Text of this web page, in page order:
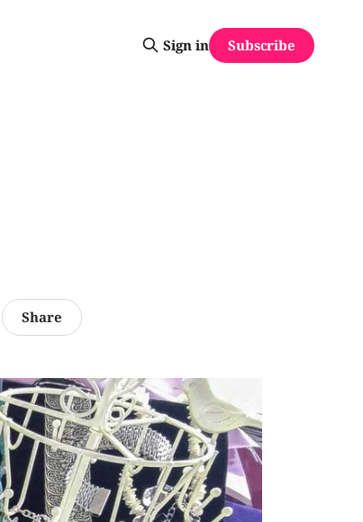
Sign in Subscribe
Share